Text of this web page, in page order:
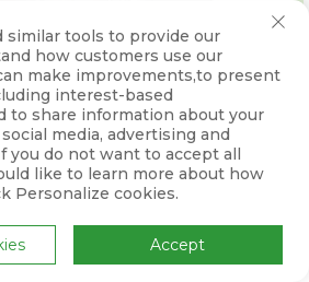
similar tools to provide our
how customers use our
make improvements,to present
interest-based
to share information about your
media, advertising and
you do not want to accept all
like to learn more about how
Personalize cookies.
Accept